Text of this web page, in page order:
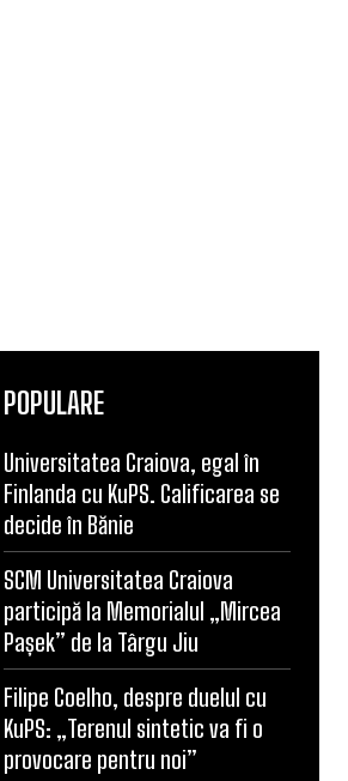
POPULARE
Universitatea Craiova, egal în
Finlanda cu KuPS. Calificarea se
decide în Bănie
SCM Universitatea Craiova
participă la Memorialul „Mircea
Pașek” de la Târgu Jiu
Filipe Coelho, despre duelul cu
KuPS: „Terenul sintetic va fi o
provocare pentru noi”